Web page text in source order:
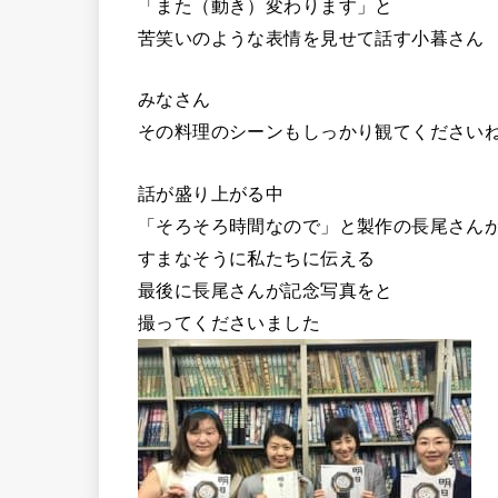
「また（動き）変わります」と
苦笑いのような表情を見せて話す小暮さん
みなさん
その料理のシーンもしっかり観てください
話が盛り上がる中
「そろそろ時間なので」と製作の長尾さん
すまなそうに私たちに伝える
最後に長尾さんが記念写真をと
撮ってくださいました